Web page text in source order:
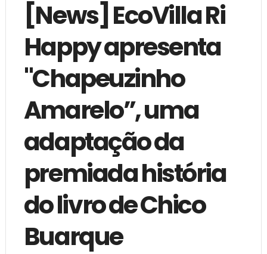
[News] EcoVilla Ri
Happy apresenta
"Chapeuzinho
Amarelo”, uma
adaptação da
premiada história
do livro de Chico
Buarque